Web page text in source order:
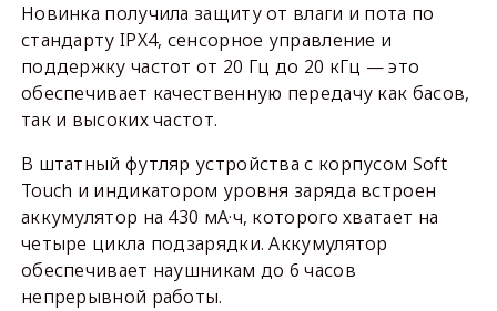
Новинка получила защиту от влаги и пота по
стандарту IPX4, сенсорное управление и
поддержку частот от 20 Гц до 20 кГц — это
обеспечивает качественную передачу как басов,
так и высоких частот.
В штатный футляр устройства с корпусом Soft
Touch и индикатором уровня заряда встроен
аккумулятор на 430 мА·ч, которого хватает на
четыре цикла подзарядки. Аккумулятор
обеспечивает наушникам до 6 часов
непрерывной работы.